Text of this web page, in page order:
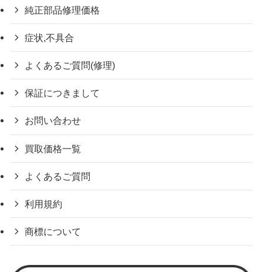
純正部品修理価格
症状,不具合
よくあるご質問(修理)
保証につきまして
お問い合わせ
買取価格一覧
よくあるご質問
利用規約
商標について